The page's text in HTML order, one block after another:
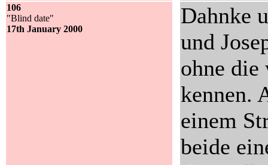
106
"Blind date"
17th January 2000
Dahnke
und
ohne die
kennen.
einem
beide